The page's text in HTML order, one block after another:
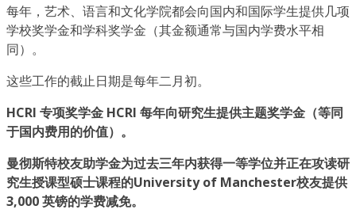
每年，艺术、语言和文化学院都会向国内和国际学生提供几项
学校奖学金和学科奖学金（其金额通常与国内学费水平相
同）。
这些工作的截止日期是每年二月初。
HCRI 专项奖学金 HCRI 每年向研究生提供主题奖学金（等同
于国内费用的价值）。
曼彻斯特校友助学金为过去三年内获得一等学位并正在攻读研
究生授课型硕士课程的University of Manchester校友提供
3,000 英镑的学费减免。